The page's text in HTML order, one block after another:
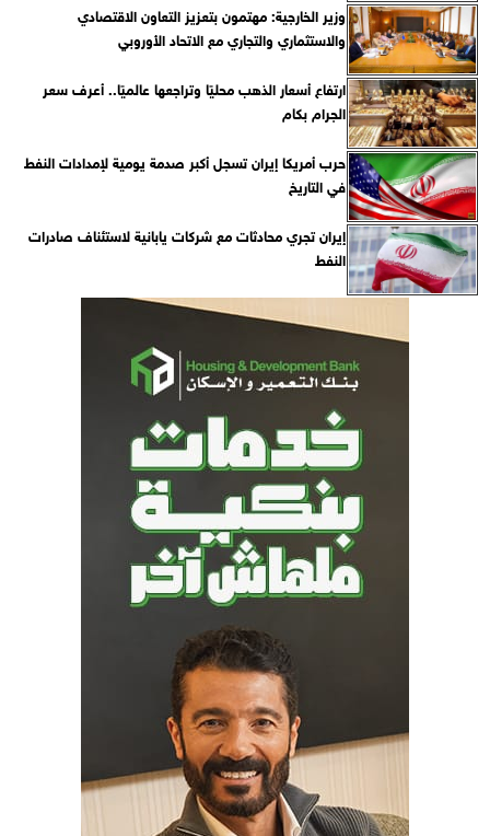
وزير الخارجية: مهتمون بتعزيز التعاون الاقتصادي
والاستثماري والتجاري مع الاتحاد الأوروبي
ارتفاع أسعار الذهب محليًا وتراجعها عالميًا.. أعرف سعر
الجرام بكام
حرب أمريكا إيران تسجل أكبر صدمة يومية لإمدادات النفط
في التاريخ
إيران تجري محادثات مع شركات يابانية لاستئناف صادرات
النفط